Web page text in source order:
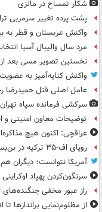
شکار تمساح در مالزی
پشت پرده تغییر سرمربی
واکنش عربستان و قطر به
مرد سال والیبال آسیا
نخستین تصویر مسی بعد
واکنش کنایه‌آمیز به
عامل اصلی قتل حمیدرضا
سرکشی فرمانده سپاه تهران
توضیحات معاون امنیتی و
عراقچی: اکنون هیچ
رویای اف-۳۵ ترکیه در بن‌بست
آمریکا نتوانست؛ دیگران
سرنگون‌کردن پهپاد
راز عبور مخفی
از مظلوم‌نمایی براندازها